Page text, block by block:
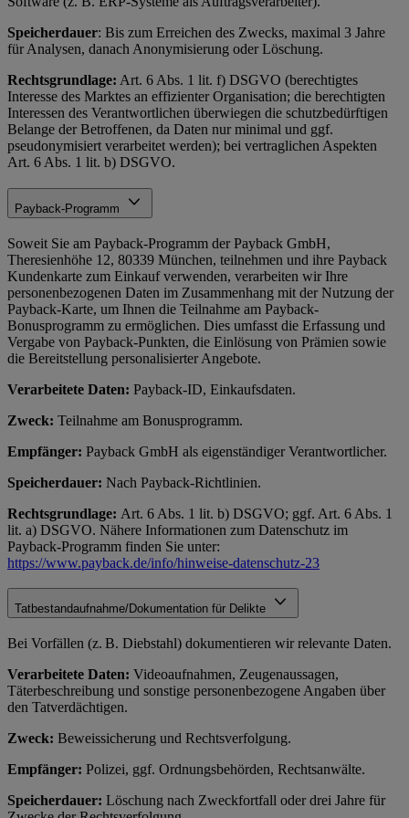
Speicherdauer: Bis zum Erreichen des Zwecks, maximal 3 Jahre
für Analysen, danach Anonymisierung oder Löschung.
Rechtsgrundlage: Art. 6 Abs. 1 lit. f) DSGVO (berechtigtes
Interesse des Marktes an effizienter Organisation; die berechtigten
Interessen des Verantwortlichen überwiegen die schutzbedürftigen
Belange der Betroffenen, da Daten nur minimal und ggf.
pseudonymisiert verarbeitet werden); bei vertraglichen Aspekten
Art. 6 Abs. 1 lit. b) DSGVO.
Payback-Programm
Soweit Sie am Payback-Programm der Payback GmbH,
Theresienhöhe 12, 80339 München, teilnehmen und ihre Payback
Kundenkarte zum Einkauf verwenden, verarbeiten wir Ihre
personenbezogenen Daten im Zusammenhang mit der Nutzung der
Payback-Karte, um Ihnen die Teilnahme am Payback-
Bonusprogramm zu ermöglichen. Dies umfasst die Erfassung und
Vergabe von Payback-Punkten, die Einlösung von Prämien sowie
die Bereitstellung personalisierter Angebote.
Verarbeitete Daten: Payback-ID, Einkaufsdaten.
Zweck: Teilnahme am Bonusprogramm.
Empfänger: Payback GmbH als eigenständiger Verantwortlicher.
Speicherdauer: Nach Payback-Richtlinien.
Rechtsgrundlage: Art. 6 Abs. 1 lit. b) DSGVO; ggf. Art. 6 Abs. 1
lit. a) DSGVO. Nähere Informationen zum Datenschutz im
Payback-Programm finden Sie unter:
https://www.payback.de/info/hinweise-datenschutz-23
Tatbestandaufnahme/Dokumentation für Delikte
Bei Vorfällen (z. B. Diebstahl) dokumentieren wir relevante Daten.
Verarbeitete Daten: Videoaufnahmen, Zeugenaussagen,
Täterbeschreibung und sonstige personenbezogene Angaben über
den Tatverdächtigen.
Zweck: Beweissicherung und Rechtsverfolgung.
Empfänger: Polizei, ggf. Ordnungsbehörden, Rechtsanwälte.
Speicherdauer: Löschung nach Zweckfortfall oder drei Jahre für